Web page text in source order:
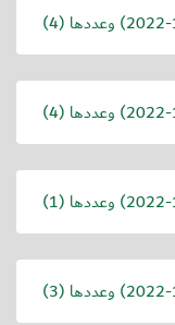
) وعددها (4)
) وعددها (4)
) وعددها (1)
) وعددها (3)